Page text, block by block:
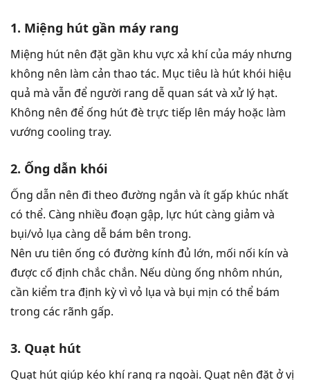
1. Miệng hút gần máy rang
Miệng hút nên đặt gần khu vực xả khí của máy nhưng
không nên làm cản thao tác. Mục tiêu là hút khói hiệu
quả mà vẫn để người rang dễ quan sát và xử lý hạt.
Không nên để ống hút đè trực tiếp lên máy hoặc làm
vướng cooling tray.
2. Ống dẫn khói
Ống dẫn nên đi theo đường ngắn và ít gấp khúc nhất
có thể. Càng nhiều đoạn gập, lực hút càng giảm và
bụi/vỏ lụa càng dễ bám bên trong.
Nên ưu tiên ống có đường kính đủ lớn, mối nối kín và
được cố định chắc chắn. Nếu dùng ống nhôm nhún,
cần kiểm tra định kỳ vì vỏ lụa và bụi mịn có thể bám
trong các rãnh gấp.
3. Quạt hút
Quạt hút giúp kéo khí rang ra ngoài. Quạt nên đặt ở vị